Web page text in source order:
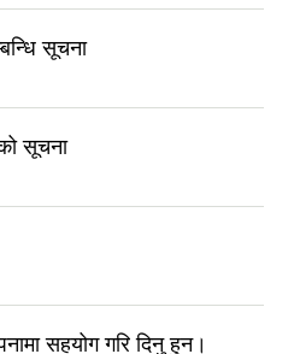
सूचना
सूचना
सहयोग गरि दिनु हुन।